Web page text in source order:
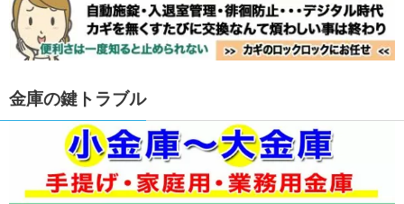
金庫の鍵トラブル